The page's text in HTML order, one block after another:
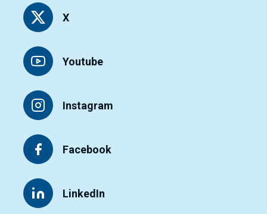
X
Youtube
Instagram
Facebook
LinkedIn